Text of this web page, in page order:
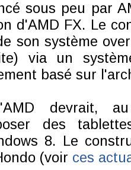
sous peu par
d'AMD FX. Le
son système
via un
basé sur
devrait,
des
8. Le
(voir ces